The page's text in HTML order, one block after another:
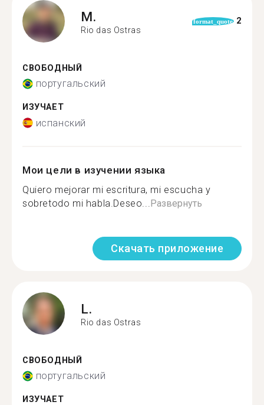
M.
Rio das Ostras
format_quote 2
СВОБОДНЫЙ
португальский
ИЗУЧАЕТ
испанский
Мои цели в изучении языка
Quiero mejorar mi escritura, mi escucha y
sobretodo mi habla.Deseo... Развернуть
Скачать приложение
L.
Rio das Ostras
СВОБОДНЫЙ
португальский
ИЗУЧАЕТ